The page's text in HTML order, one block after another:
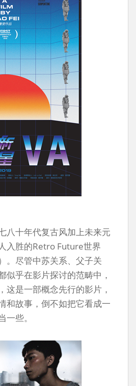
八十年代复古风加上未来元
入胜的Retro Future世界
。尽管中苏关系、父子关
似乎在影片探讨的范畴中，
这是一部概念先行的影片，
和故事，倒不如把它看成一
些。